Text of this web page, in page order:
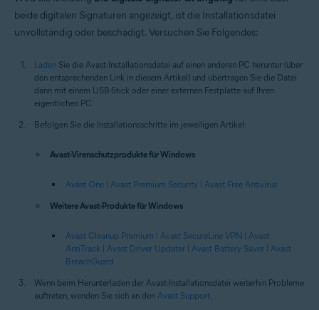
beide digitalen Signaturen angezeigt, ist die Installationsdatei
unvollständig oder beschädigt. Versuchen Sie Folgendes:
Laden Sie die Avast-Installationsdatei auf einen anderen PC herunter (über
den entsprechenden Link in diesem Artikel) und übertragen Sie die Datei
dann mit einem USB-Stick oder einer externen Festplatte auf Ihren
eigentlichen PC.
Befolgen Sie die Installationsschritte im jeweiligen Artikel:
Avast-Virenschutzprodukte für Windows
Avast One | Avast Premium Security | Avast Free Antivirus
Weitere Avast-Produkte für Windows
Avast Cleanup Premium | Avast SecureLine VPN | Avast
AntiTrack | Avast Driver Updater | Avast Battery Saver | Avast
BreachGuard
Wenn beim Herunterladen der Avast-Installationsdatei weiterhin Probleme
auftreten, wenden Sie sich an den Avast Support